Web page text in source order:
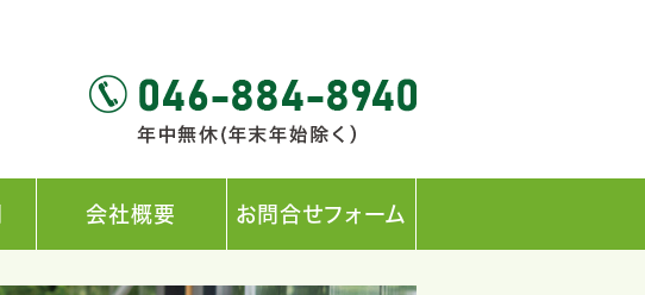
会社概要 お問合せフォーム